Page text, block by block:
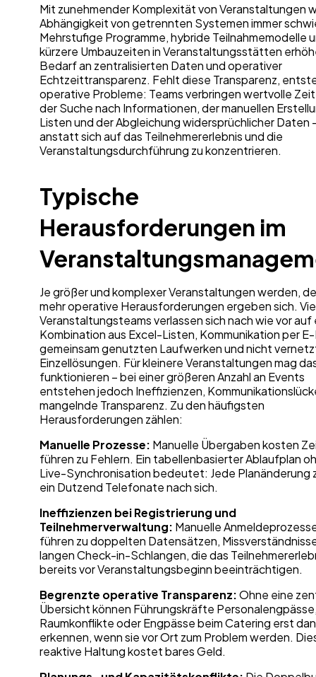
Mit zunehmender Komplexität von Veranstaltungen
Abhängigkeit von getrennten Systemen immer
Mehrstufige Programme, hybride Teilnahmemodelle
kürzere Umbauzeiten in Veranstaltungsstätten
Bedarf an zentralisierten Daten und operativer
Echtzeittransparenz. Fehlt diese Transparenz,
operative Probleme: Teams verbringen wertvolle
der Suche nach Informationen, der manuellen
Listen und der Abgleichung widersprüchlicher Daten
anstatt sich auf das Teilnehmererlebnis und die
Veranstaltungsdurchführung zu konzentrieren.
Typische
Herausforderungen im
Je größer und komplexer Veranstaltungen werden,
mehr operative Herausforderungen ergeben sich.
Veranstaltungsteams verlassen sich nach wie vor auf
Kombination aus Excel-Listen, Kommunikation per E-
gemeinsam genutzten Laufwerken und nicht
Einzellösungen. Für kleinere Veranstaltungen mag
funktionieren – bei einer größeren Anzahl an Events
entstehen jedoch Ineffizienzen,
mangelnde Transparenz. Zu den häufigsten
Herausforderungen zählen:
Manuelle Prozesse: Manuelle Übergaben kosten
führen zu Fehlern. Ein tabellenbasierter Ablaufplan
Live-Synchronisation bedeutet: Jede Planänderung
ein Dutzend Telefonate nach sich.
Ineffizienzen bei Registrierung und
Teilnehmerverwaltung: Manuelle
führen zu doppelten Datensätzen,
langen Check-in-Schlangen, die das
bereits vor Veranstaltungsbeginn beeinträchtigen.
Begrenzte operative Transparenz:Ohne eine
Übersicht können Führungskräfte
Raumkonflikte oder Engpässe beim Catering erst
erkennen, wenn sie vor Ort zum Problem werden.
reaktive Haltung kostet bares Geld.